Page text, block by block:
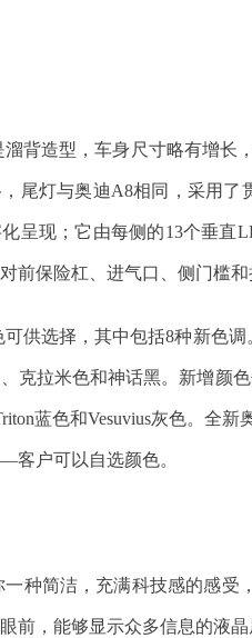
背造型，车身尺寸略有增长
尾灯与奥迪A8相同，采用
呈现；它由每侧的13个垂直
保险杠、进气口、侧门槛和
可供选择，其中包括8种新色
克拉米色和神话黑。新增颜
蓝色和Vesuvius灰色。全
户可以自选颜色。
种简洁，充满科技感的感受
前，能够显示众多信息的液